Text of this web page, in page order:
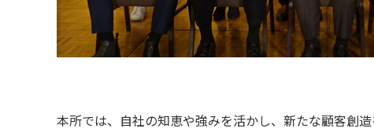
本所では、自社の知恵や強みを活かし、新たな顧客創